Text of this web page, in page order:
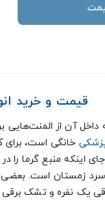
قیمت و خرید
آن از المنت‌هایی
خانگی است،
منبع گرما را در
است. بعضی
یک نفره و تشک برقی